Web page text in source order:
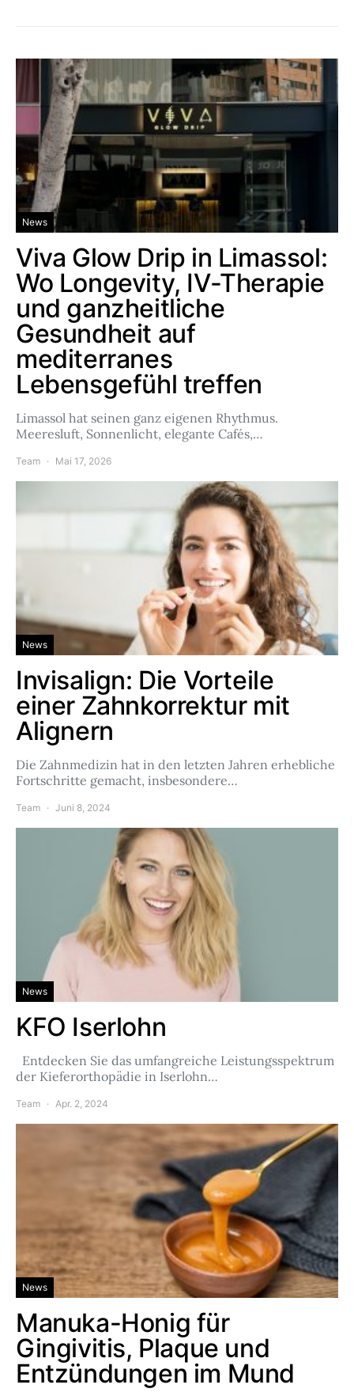
News
Viva Glow Drip in Limassol:
Wo Longevity, IV-Therapie
und ganzheitliche
Gesundheit auf
mediterranes
Lebensgefühl treffen
Limassol hat seinen ganz eigenen Rhythmus.
Meeresluft, Sonnenlicht, elegante Cafés,…
Team Mai 17, 2026
News
Invisalign: Die Vorteile
einer Zahnkorrektur mit
Alignern
Die Zahnmedizin hat in den letzten Jahren erhebliche
Fortschritte gemacht, insbesondere…
Team Juni 8, 2024
News
KFO Iserlohn
Entdecken Sie das umfangreiche Leistungsspektrum
der Kieferorthopädie in Iserlohn…
Team Apr. 2, 2024
News
Manuka-Honig für
Gingivitis, Plaque und
Entzündungen im Mund